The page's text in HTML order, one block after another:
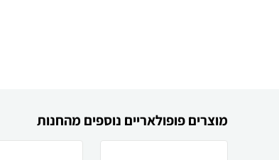
מוצרים פופולאריים נוספים מהחנות